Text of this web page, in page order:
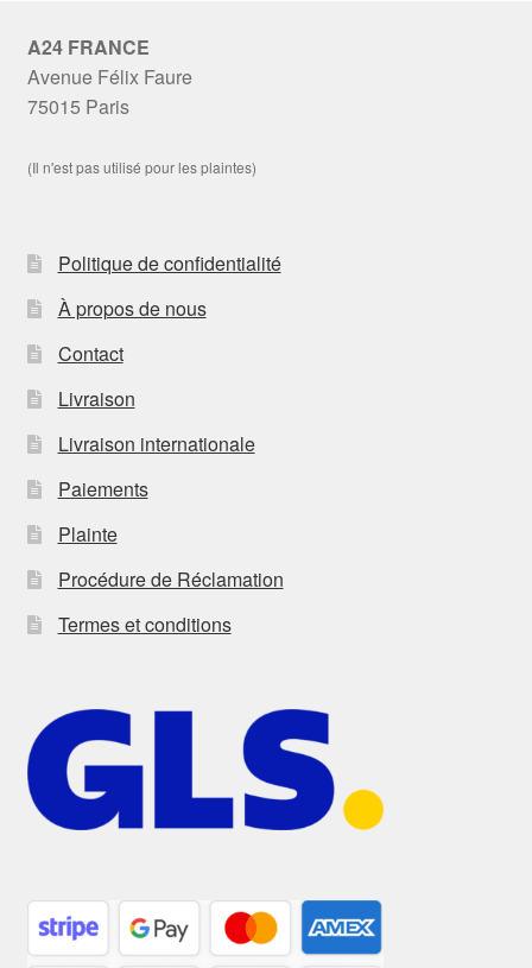
A24 FRANCE
Avenue Félix Faure
75015 Paris
(Il n'est pas utilisé pour les plaintes)
Politique de confidentialité
À propos de nous
Contact
Livraison
Livraison internationale
Paiements
Plainte
Procédure de Réclamation
Termes et conditions